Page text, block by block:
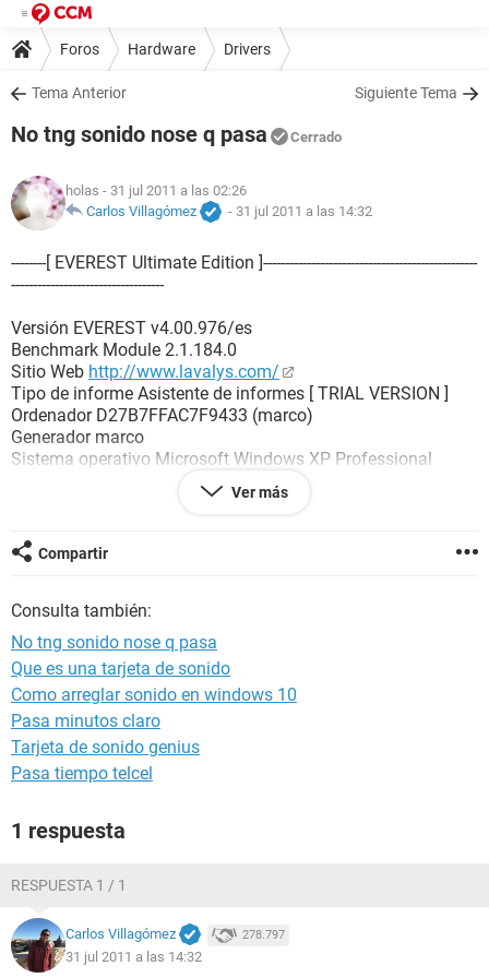
Foros Hardware Drivers
Tema Anterior Siguiente Tema
No tng sonido nose q pasa Cerrado
holas - 31 jul 2011 a las 02:26
Carlos Villagómez
- 31 jul 2011 a las 14:32
--------[ EVEREST Ultimate Edition ]-------------------------------------------------
-----------------------------------
Versión EVEREST v4.00.976/es
Benchmark Module 2.1.184.0
Sitio Web http://www.lavalys.com/
Tipo de informe Asistente de informes [ TRIAL VERSION ]
Ordenador D27B7FFAC7F9433 (marco)
Generador marco
Sistema operativo Microsoft Windows XP Professional
-----------------------
Ordenador:
Tipo de ordenador Equipo multiprocesador ACPI (Mobile)
Sistema operativo Microsoft Windows XP Professional
Service Pack del Sistema Operativo [ TRIAL VERSION ]
Internet Explorer 6.0.2900.2180 (IE 6.0 SP2)
DirectX 4.09.00.0904 (DirectX 9.0c)
Nombre del sistema D27B7FFAC7F9433 (marco)
Nombre de dominio [ TRIAL VERSION ]
Placa base:
Tipo de procesador Mobile DualCore AMD Turion 64 X2 TL-
60, 2000 MHz (10 x 200)
Nombre de la Placa Base Hewlett-Packard
Ver más
Compartir
Consulta también:
No tng sonido nose q pasa
Que es una tarjeta de sonido
Como arreglar sonido en windows 10
Pasa minutos claro
Tarjeta de sonido genius
Pasa tiempo telcel
1 respuesta
RESPUESTA 1 / 1
Carlos Villagómez 278.797
31 jul 2011 a las 14:32